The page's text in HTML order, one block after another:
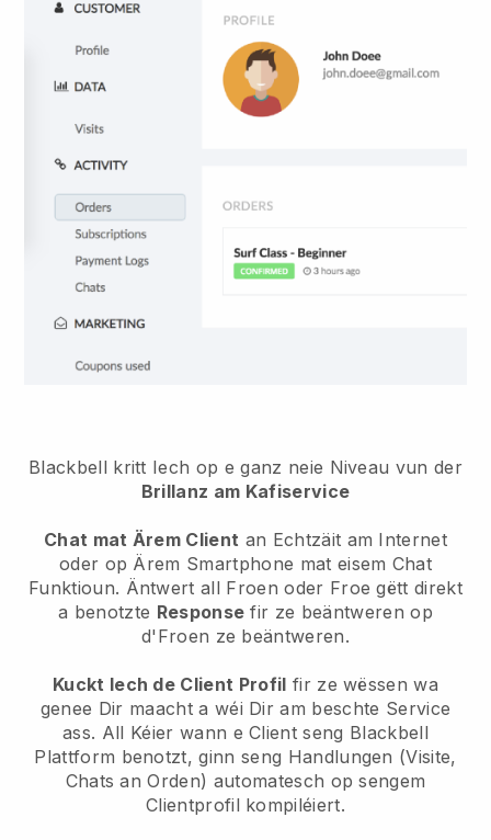
Blackbell kritt Iech op e ganz neie Niveau vun der
Brillanz am Kafiservice
Chat mat Ärem Client an Echtzäit am Internet
oder op Ärem Smartphone mat eisem Chat
Funktioun. Äntwert all Froen oder Froe gëtt direkt
a benotzte Response fir ze beäntweren op
d'Froen ze beäntweren.
Kuckt Iech de Client Profil fir ze wëssen wa
genee Dir maacht a wéi Dir am beschte Service
ass. All Kéier wann e Client seng Blackbell
Plattform benotzt, ginn seng Handlungen (Visite,
Chats an Orden) automatesch op sengem
Clientprofil kompiléiert.